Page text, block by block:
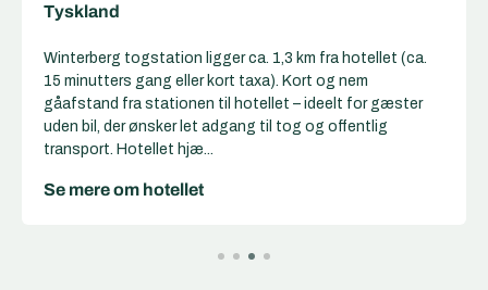
Winterberg togstation ligger ca. 1,5 km fra hotellet (ca.
18 minutters gang eller kort taxa). Let adgang fra
stationen til hotellet til fods, med taxa eller cykel – ideelt
for gæster uden bil, der ønsker let adgang til tog og
offentlig transp...
Se mere om hotellet